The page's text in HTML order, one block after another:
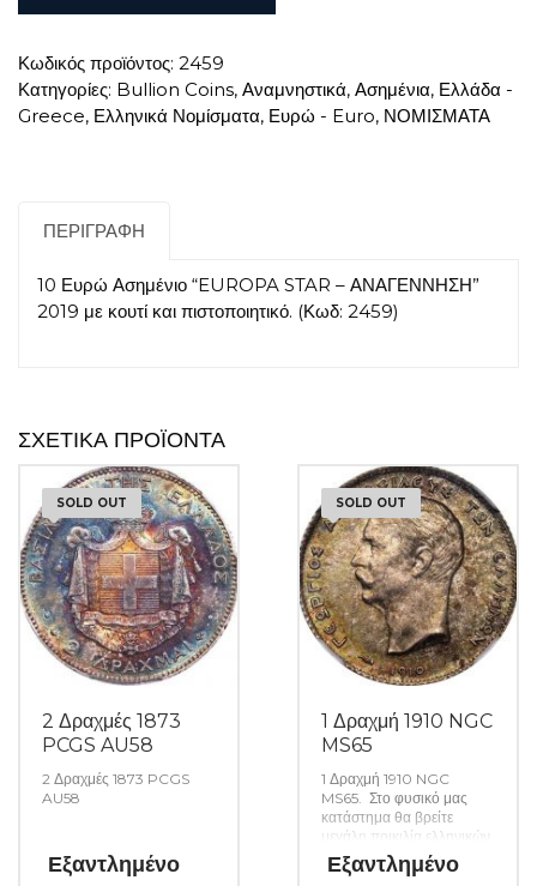
Ασημένιο
STAR
-
ΑΝΑΓΕΝΝΗΣΗ"
Κωδικός προϊόντος: 2459
Κατηγορίες: Bullion Coins, Αναμνηστικά, Ασημένια, Ελλάδα -
Greece, Ελληνικά Νομίσματα, Ευρώ - Euro, ΝΟΜΙΣΜΑΤΑ
ΠΕΡΙΓΡΑΦΉ
10 Ευρώ Ασημένιο “EUROPA STAR – ΑΝΑΓΕΝΝΗΣΗ”
2019 με κουτί και πιστοποιητικό. (Κωδ: 2459)
ΣΧΕΤΙΚΆ ΠΡΟΪΌΝΤΑ
SOLD OUT
2 Δραχμές 1873
PCGS AU58
2 Δραχμές 1873 PCGS
AU58
Εξαντλημένο
SOLD OUT
1 Δραχμή 1910 NGC
MS65
1 Δραχμή 1910 NGC
MS65. Στο φυσικό μας
κατάστημα θα βρείτε
μεγάλη ποικιλία ελληνικών
και ξένων νομισμάτων και
χαρτονομισμάτων καθώς
Εξαντλημένο